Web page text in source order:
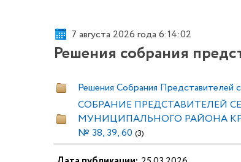
7 августа 2026 года 6:14:02
Решения собрания
Решения Собрания Представителей
СОБРАНИЕ ПРЕДСТАВИТЕЛЕЙ
МУНИЦИПАЛЬНОГО РАЙОНА
№ 38, 39, 60 (3)